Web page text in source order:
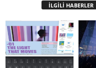
İLGİLİ HABERLER